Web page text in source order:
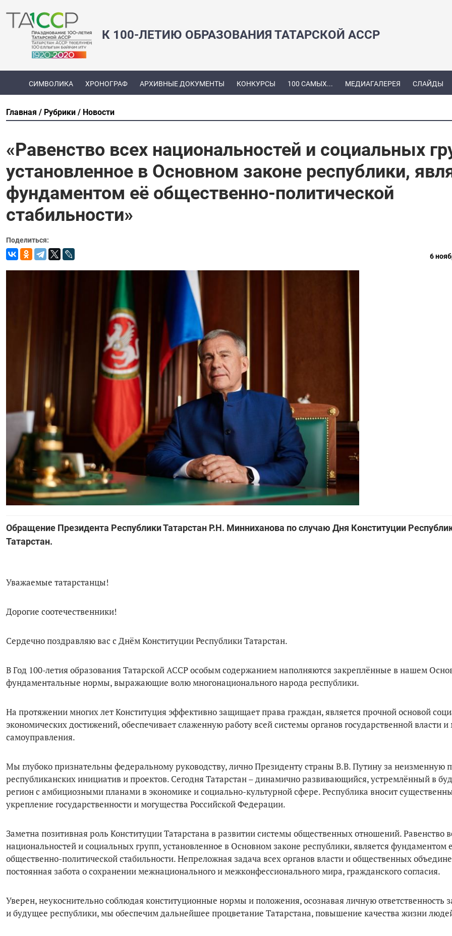
К 100-ЛЕТИЮ ОБРАЗОВАНИЯ ТАТАРСКОЙ АССР
СИМВОЛИКА ХРОНОГРАФ АРХИВНЫЕ ДОКУМЕНТЫ КОНКУРСЫ 100 САМЫХ... МЕДИАГАЛЕРЕЯ СЛАЙДЫ
Главная Рубрики Новости
«Равенство всех национальностей и социальных
установленное в Основном законе республики,
фундаментом её общественно-политической
стабильности»
Поделиться:
6
Обращение Президента Республики Татарстан Р.Н. Минниханова по случаю Дня Конституции
Татарстан.
Уважаемые татарстанцы!
Дорогие соотечественники!
Сердечно поздравляю вас с Днём Конституции Республики Татарстан.
В Год 100-летия образования Татарской АССР особым содержанием наполняются закреплённые в нашем
фундаментальные нормы, выражающие волю многонационального народа республики.
На протяжении многих лет Конституция эффективно защищает права граждан, является прочной основой
экономических достижений, обеспечивает слаженную работу всей системы органов государственной власти и
самоуправления.
Мы глубоко признательны федеральному руководству, лично Президенту страны В.В. Путину за неизменную
республиканских инициатив и проектов. Сегодня Татарстан – динамично развивающийся, устремлённый в
регион с амбициозными планами в экономике и социально-культурной сфере. Республика вносит
укрепление государственности и могущества Российской Федерации.
Заметна позитивная роль Конституции Татарстана в развитии системы общественных отношений. Равенство
национальностей и социальных групп, установленное в Основном законе республики, является фундаментом
общественно-политической стабильности. Непреложная задача всех органов власти и общественных
постоянная забота о сохранении межнационального и межконфессионального мира, гражданского согласия.
Уверен, неукоснительно соблюдая конституционные нормы и положения, осознавая личную ответственность
и будущее республики, мы обеспечим дальнейшее процветание Татарстана, повышение качества жизни